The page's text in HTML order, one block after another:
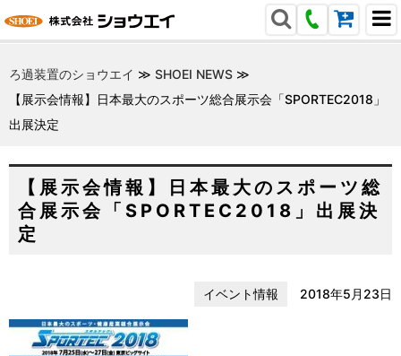
ろ過装置のショウエイ ≫ SHOEI NEWS ≫
【展示会情報】日本最大のスポーツ総合展示会「SPORTEC2018」
出展決定
【展示会情報】日本最大のスポーツ総
合展示会「SPORTEC2018」出展決
定
イベント情報 2018年5月23日